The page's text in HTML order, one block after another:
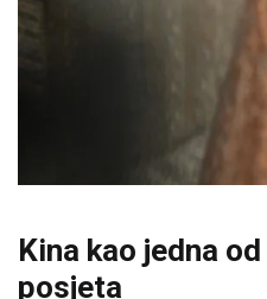
Kina kao jedna
posjeta